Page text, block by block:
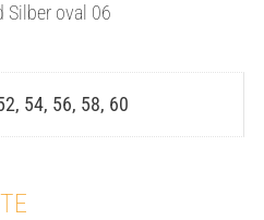
Silber oval 06
54, 56, 58, 60